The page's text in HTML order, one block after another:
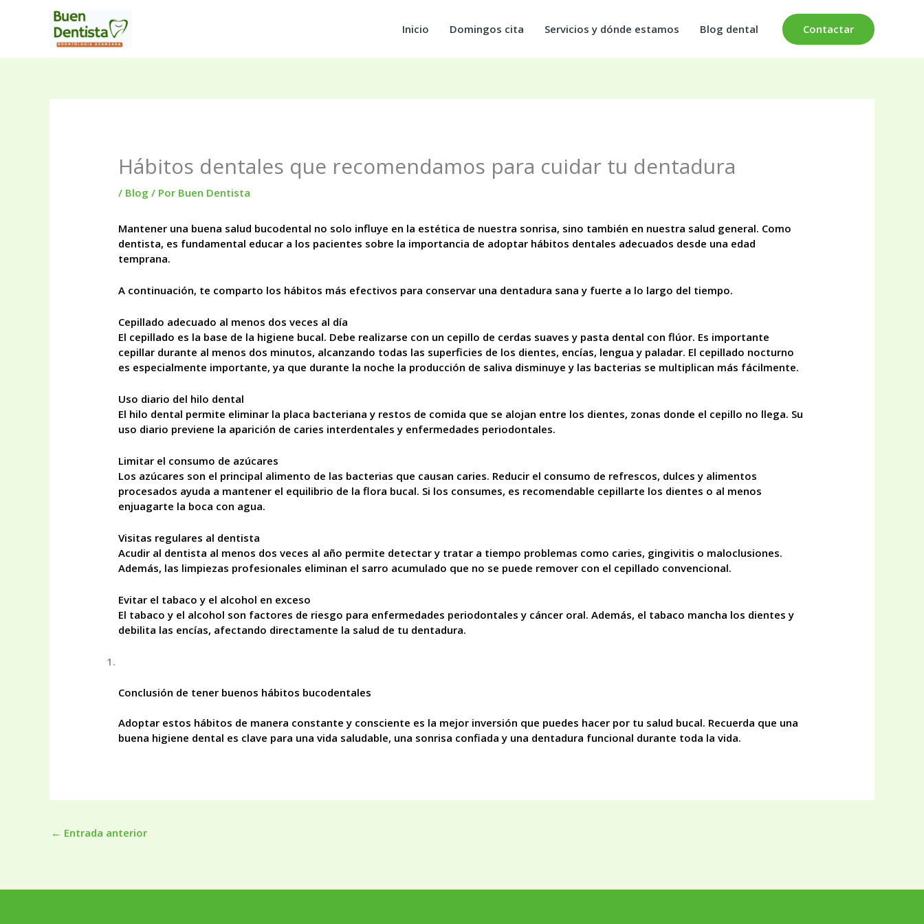
Inicio Domingos cita Servicios y dónde estamos Blog dental Contactar
Hábitos dentales que recomendamos para cuidar tu dentadura
/ Blog / Por Buen Dentista
Mantener una buena salud bucodental no solo influye en la estética de nuestra sonrisa, sino también en nuestra salud general. Como
dentista, es fundamental educar a los pacientes sobre la importancia de adoptar hábitos dentales adecuados desde una edad
temprana.
A continuación, te comparto los hábitos más efectivos para conservar una dentadura sana y fuerte a lo largo del tiempo.
Cepillado adecuado al menos dos veces al día
El cepillado es la base de la higiene bucal. Debe realizarse con un cepillo de cerdas suaves y pasta dental con flúor. Es importante
cepillar durante al menos dos minutos, alcanzando todas las superficies de los dientes, encías, lengua y paladar. El cepillado nocturno
es especialmente importante, ya que durante la noche la producción de saliva disminuye y las bacterias se multiplican más fácilmente.
Uso diario del hilo dental
El hilo dental permite eliminar la placa bacteriana y restos de comida que se alojan entre los dientes, zonas donde el cepillo no llega. Su
uso diario previene la aparición de caries interdentales y enfermedades periodontales.
Limitar el consumo de azúcares
Los azúcares son el principal alimento de las bacterias que causan caries. Reducir el consumo de refrescos, dulces y alimentos
procesados ayuda a mantener el equilibrio de la flora bucal. Si los consumes, es recomendable cepillarte los dientes o al menos
enjuagarte la boca con agua.
Visitas regulares al dentista
Acudir al dentista al menos dos veces al año permite detectar y tratar a tiempo problemas como caries, gingivitis o maloclusiones.
Además, las limpiezas profesionales eliminan el sarro acumulado que no se puede remover con el cepillado convencional.
Evitar el tabaco y el alcohol en exceso
El tabaco y el alcohol son factores de riesgo para enfermedades periodontales y cáncer oral. Además, el tabaco mancha los dientes y
debilita las encías, afectando directamente la salud de tu dentadura.
Conclusión de tener buenos hábitos bucodentales
Adoptar estos hábitos de manera constante y consciente es la mejor inversión que puedes hacer por tu salud bucal. Recuerda que una
buena higiene dental es clave para una vida saludable, una sonrisa confiada y una dentadura funcional durante toda la vida.
← Entrada anterior